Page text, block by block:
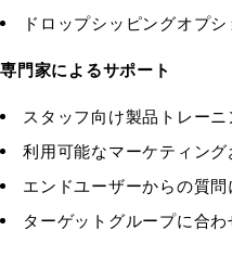
ドロップシッピングオプシ
専門家によるサポート
スタッフ向け製品トレーニ
利用可能なマーケティン
エンドユーザーからの質
ターゲットグループに合